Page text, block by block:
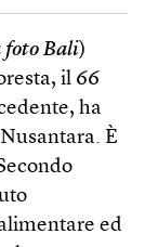
foto Bali)
il 66
ha
È
ed